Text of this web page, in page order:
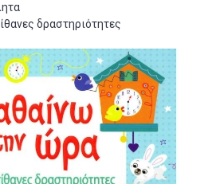
δραστηριότητες